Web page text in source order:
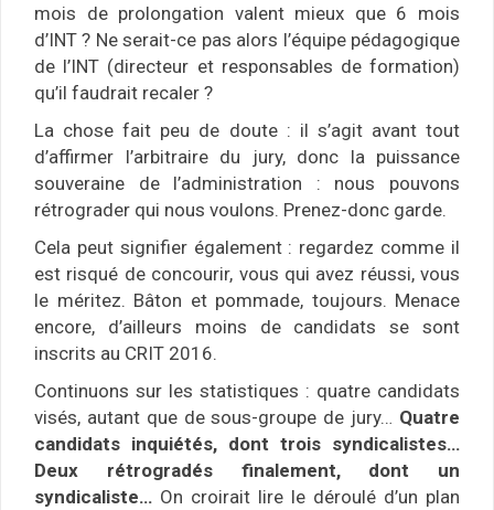
mois de prolongation valent mieux que 6 mois
d’INT ? Ne serait-ce pas alors l’équipe pédagogique
de l’INT (directeur et responsables de formation)
qu’il faudrait recaler ?
La chose fait peu de doute : il s’agit avant tout
d’affirmer l’arbitraire du jury, donc la puissance
souveraine de l’administration : nous pouvons
rétrograder qui nous voulons. Prenez-donc garde.
Cela peut signifier également : regardez comme il
est risqué de concourir, vous qui avez réussi, vous
le méritez. Bâton et pommade, toujours. Menace
encore, d’ailleurs moins de candidats se sont
inscrits au CRIT 2016.
Continuons sur les statistiques : quatre candidats
visés, autant que de sous-groupe de jury… Quatre
candidats inquiétés, dont trois syndicalistes…
Deux rétrogradés finalement, dont un
syndicaliste… On croirait lire le déroulé d’un plan